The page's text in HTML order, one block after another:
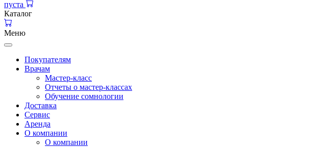
пуста
Каталог
Меню
Покупателям
Врачам
Мастер-класс
Отчеты о мастер-классах
Обучение сомнологии
Доставка
Сервис
Аренда
О компании
О компании